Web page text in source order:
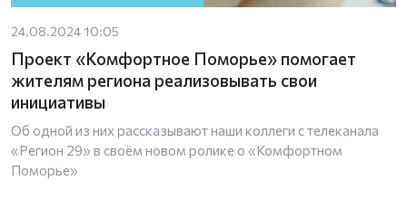
24.08.2024 10:05
Проект «Комфортное Поморье» помогает
жителям региона реализовывать свои
инициативы
Об одной из них рассказывают наши коллеги с телеканала
«Регион 29» в своём новом ролике о «Комфортном
Поморье»